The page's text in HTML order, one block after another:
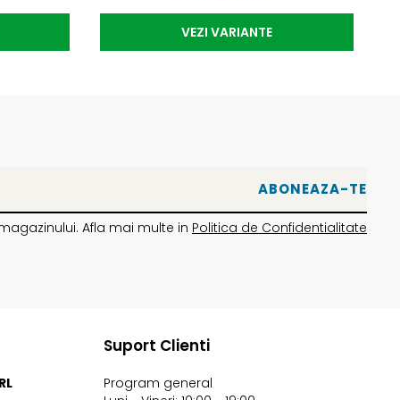
VEZI VARIANTE
Afla mai multe in Politica de Confidentialitate
Suport Clienti
Program general